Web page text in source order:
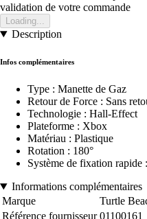
validation de votre commande
Loading...
Description
Infos complémentaires
Type : Manette de Gaz
Retour de Force : Sans
Technologie : Hall-Effect
Plateforme : Xbox
Matériau : Plastique
Rotation : 180°
Système de fixation
Informations complémentaires
Marque
Turtle
Référence fournisseur 01100161